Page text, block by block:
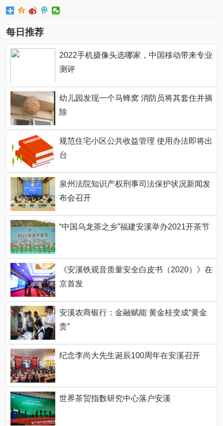
每日推荐
2022手机摄像头选哪家，中国移动带来专业
测评
幼儿园发现一个马蜂窝 消防员将其套住并摘
除
规范住宅小区公共收益管理 使用办法即将出
台
泉州法院知识产权刑事司法保护状况新闻发
布会召开
“中国乌龙茶之乡”福建安溪举办2021开茶节
《安溪铁观音质量安全白皮书（2020）》在
京首发
安溪农商银行：金融赋能 黄金桂变成“黄金
贵”
纪念李尚大先生诞辰100周年在安溪召开
世界茶贸指数研究中心落户安溪